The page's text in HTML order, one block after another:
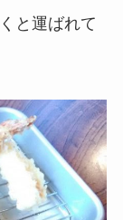
と運ばれて